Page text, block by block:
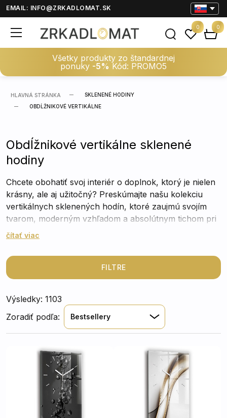
EMAIL: INFO@ZRKADLOMAT.SK
Všetky produkty zo štandardnej
ponuky -5% Kód: PROMO5
0 0
HLAVNÁ STRÁNKA
SKLENENÉ HODINY
OBDĹŽNIKOVÉ VERTIKÁLNE
Obdĺžnikové vertikálne sklenené
hodiny
Chcete obohatiť svoj interiér o doplnok, ktorý je nielen
krásny, ale aj užitočný? Preskúmajte našu kolekciu
vertikálnych sklenených hodín, ktoré zaujmú svojím
tvarom, moderným vzhľadom a absolútnym tichom pri
chode. Vďaka univerzálnemu dizajnu ich jednoducho
pracovni a vždy budete mať čas pod kontrolou – bez
čítať viac
FILTRE
Výsledky: 1103
Zoradiť podľa:
Bestsellery